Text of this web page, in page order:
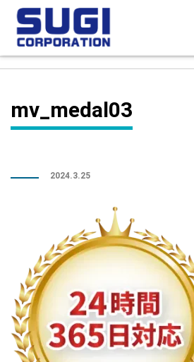
ン
mv_medal03
2024.3.25